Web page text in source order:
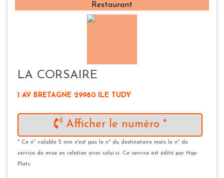
Restaurant
LA CORSAIRE
1 AV BRETAGNE 29980 ILE TUDY
Afficher le numéro *
* Ce n° valable 5 min n'est pas le n° du destinataire mais le n° du
service de mise en relation avec celui-ci. Ce service est édité par Hop-
Plats.